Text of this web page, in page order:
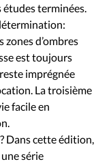
études terminées.
zones d’ombres
est toujours
imprégnée
La troisième
facile en
Dans cette édition,
série